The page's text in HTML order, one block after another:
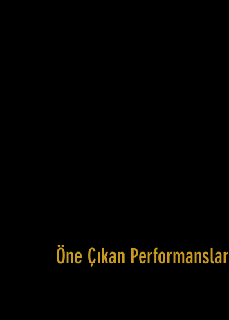
Öne Çıkan Performanslar